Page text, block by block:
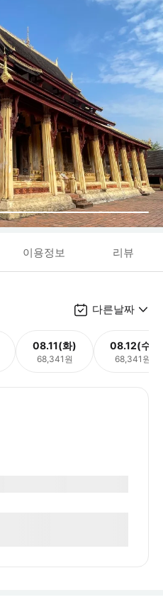
이용정보 리뷰
다른날짜
08.11(화)
68,341원
08.12(수)
68,341원